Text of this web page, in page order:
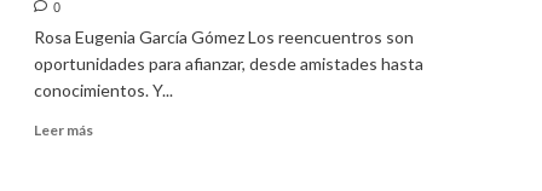
0
Rosa Eugenia García Gómez Los reencuentros son
oportunidades para afianzar, desde amistades hasta
conocimientos. Y...
Leer másLeer